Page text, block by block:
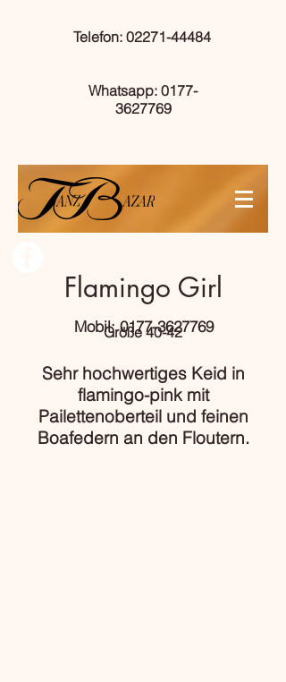
Telefon: 02271-44484
Whatsapp: 0177-
3627769
Mobil: 0177-3627769
Größe 40-42
Sehr hochwertiges Keid in
flamingo-pink mit
Pailettenoberteil und feinen
Boafedern an den Floutern.
Flamingo Girl